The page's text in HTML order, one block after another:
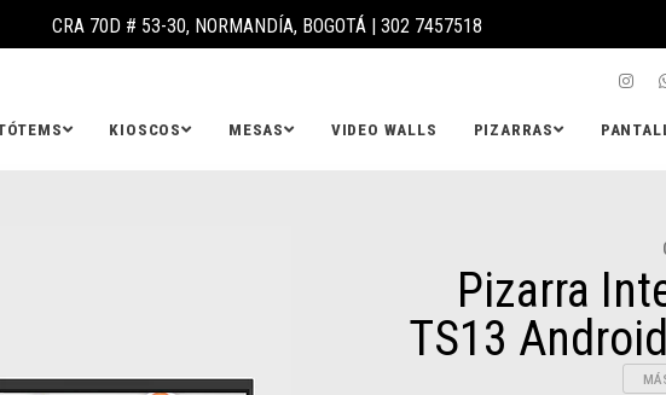
CRA 70D # 53-30, NORMANDÍA, BOGOTÁ | 302 7457518
KIOSCOS MESAS VIDEO WALLS PIZARRAS
Pizarra
TS13